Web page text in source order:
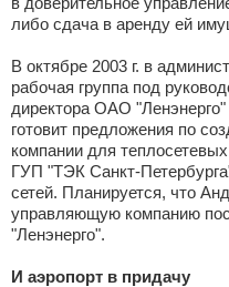
либо сдача в аренду ей
В октябре 2003 г. в
рабочая группа под
директора ОАО
готовит предложения по
компании для
ГУП "ТЭК Санкт-
сетей. Планируется, что
управляющую компанию
"Ленэнерго".
И аэропорт в придачу